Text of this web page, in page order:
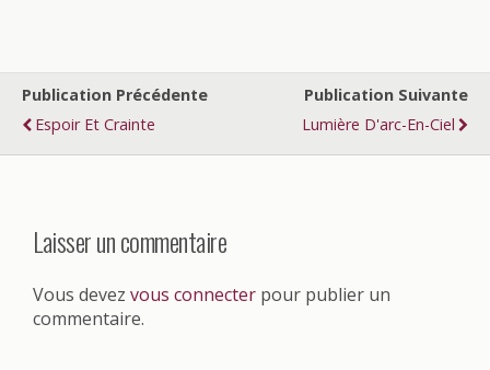
Publication Précédente
Espoir Et Crainte
Publication Suivante
Lumière D'arc-En-Ciel
Laisser un commentaire
Vous devez vous connecter pour publier un
commentaire.